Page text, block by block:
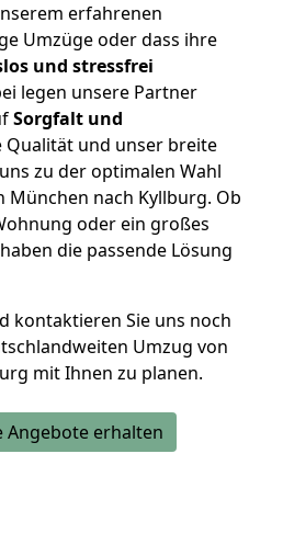
erfahrenen
Umzüge oder dass ihre
und stressfrei
legen unsere Partner
Sorgfalt und
Qualität und unser breite
zu der optimalen Wahl
nach Kyllburg. Ob
oder ein großes
die passende Lösung
kontaktieren Sie uns noch
Umzug von
mit Ihnen zu planen.
Angebote erhalten